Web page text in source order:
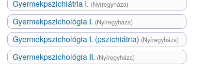
Gyermekpszichiátria I. (Nyíregyháza)
Gyermekpszichológia I. (Nyíregyháza)
Gyermekpszichológia I. (pszichiátria) (Nyíregyháza)
Gyermekpszichológia II. (Nyíregyháza)